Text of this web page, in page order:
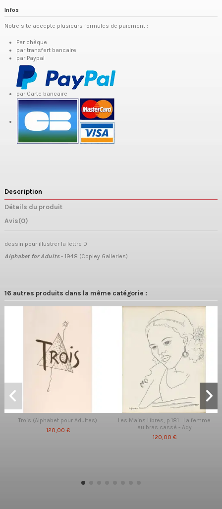
Infos
Notre site accepte plusieurs formules de paiement :
Par chèque
par transfert bancaire
par Paypal
par Carte bancaire
Description
Détails du produit
Avis(0)
dessin pour illustrer la lettre D
Alphabet for Adults- 1948 (Copley Galleries)
16 autres produits dans la même catégorie :
Trois (Alphabet pour Adultes)
120,00 €
Les Mains Libres, p.181 : La femme
au bras cassé - Ady
120,00 €